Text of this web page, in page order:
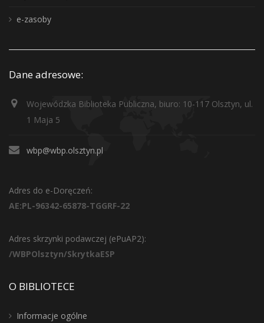
e-zasoby
Dane adresowe:
Wojewódzka Biblioteka Publiczna, biuro: 10-117 Olsztyn, ul.
1 Maja 5
wbp@wbp.olsztyn.pl
Adres do e-Doręczeń:
AE:PL-96342-65878-TGGRF-22
Adres skrzynki podawczej (ePuAP2):
/WBPOlsztyn/SkrytkaESP
O BIBLIOTECE
Informacje ogólne